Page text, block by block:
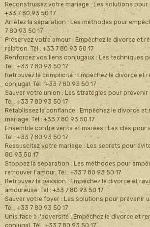
Reconstruisez votre mariage : Les solutions pour
+33 7 80 93 50 17
Arrêtez la séparation : Les méthodes pour
7 80 93 50 17
Préservez votre amour : Empêchez le divorce et
relation. Tél : +33 7 80 93 50 17
Renforcez vos liens conjugaux : Les techniques
Tél : +33 7 80 93 50 17
Retrouvez la complicité : Empêchez le divorce et
conjugal. Tél : +33 7 80 93 50 17
Sauver votre union : Les stratégies pour
Tél : +33 7 80 93 50 17
Rétablissez la confiance : Empêchez le divorce
mariage. Tél : +33 7 80 93 50 17
Ensemble contre vents et marées : Les clés pour
Tél : +33 7 80 93 50 17
Ressuscitez votre mariage : Les secrets pour
80 93 50 17
Stoppez la séparation : Les méthodes pour
retrouver l'amour. Tél : +33 7 80 93 50 17
Retrouvez la passion : Empêchez le divorce et
amoureuse. Tél : +33 7 80 93 50 17
Sauver votre foyer : Les solutions pour prévenir
Tél : +33 7 80 93 50 17
Unis face à l'adversité : Empêchez le divorce et
conjugal. Tél : +33 7 80 93 50 17